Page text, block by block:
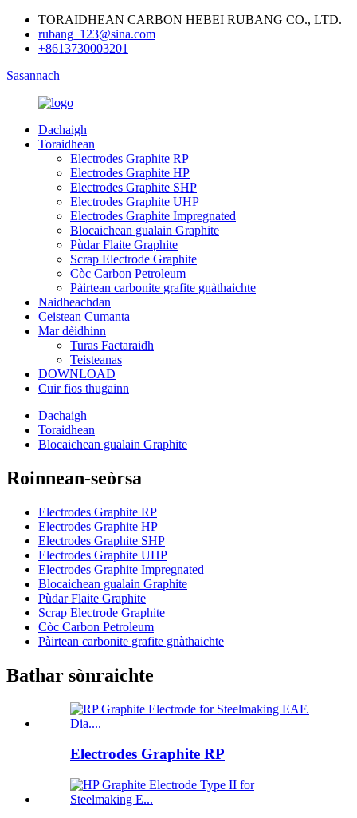
TORAIDHEAN CARBON HEBEI RUBANG CO., LTD.
rubang_123@sina.com
+8613730003201
Sasannach
Dachaigh
Toraidhean
Electrodes Graphite RP
Electrodes Graphite HP
Electrodes Graphite SHP
Electrodes Graphite UHP
Electrodes Graphite Impregnated
Blocaichean gualain Graphite
Pùdar Flaite Graphite
Scrap Electrode Graphite
Còc Carbon Petroleum
Pàirtean carbonite grafite gnàthaichte
Naidheachdan
Ceistean Cumanta
Mar dèidhinn
Turas Factaraidh
Teisteanas
DOWNLOAD
Cuir fios thugainn
Dachaigh
Toraidhean
Blocaichean gualain Graphite
Roinnean-seòrsa
Electrodes Graphite RP
Electrodes Graphite HP
Electrodes Graphite SHP
Electrodes Graphite UHP
Electrodes Graphite Impregnated
Blocaichean gualain Graphite
Pùdar Flaite Graphite
Scrap Electrode Graphite
Còc Carbon Petroleum
Pàirtean carbonite grafite gnàthaichte
Bathar sònraichte
Electrodes Graphite RP